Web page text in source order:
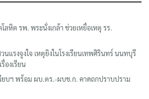
ลหิต รพ. พระนั่งเกล้า ช่วยเหยื่อเหตุ รร.
นแรงจูงใจ เหตุยิงในโรงเรียนเทพศิรินทร์ นนทบุรี
องเรียน
ยบฯ พร้อม ผบ.ตร.-ผบช.ก. คาดถกปราบปราม